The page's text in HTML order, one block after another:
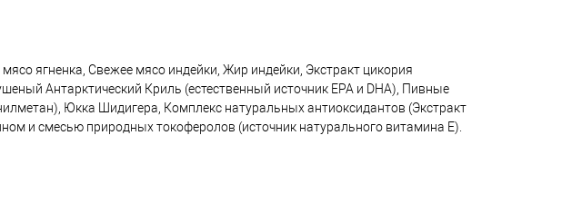
ягненка, Свежее мясо индейки, Жир индейки, Экстракт цикория
Антарктический Криль (естественный источник EPA и DHA), Пивные
Юкка Шидигера, Комплекс натуральных антиоксидантов (Экстракт
и смесью природных токоферолов (источник натурального витамина Е).